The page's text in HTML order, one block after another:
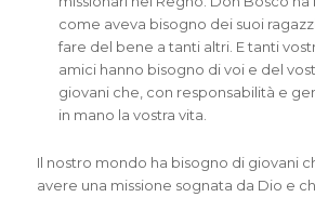
come aveva bisogno dei suoi
fare del bene a tanti altri. E tanti
amici hanno bisogno di voi e del
giovani che, con responsabilità e
in mano la vostra vita.
Il nostro mondo ha bisogno di giovani
avere una missione sognata da Dio e